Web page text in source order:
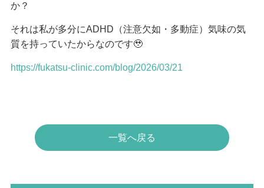
か？
それは私が多分にADHD（注意欠如・多動症）気味の気
質を持っていたからなのです🥹
https://fukatsu-clinic.com/blog/2026/03/21
一覧へ戻る